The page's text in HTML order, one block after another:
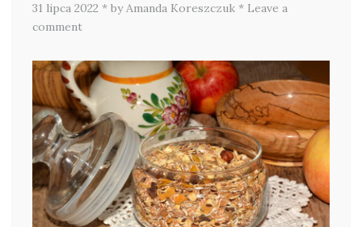
31 lipca 2022 * by Amanda Koreszczuk * Leave a
comment